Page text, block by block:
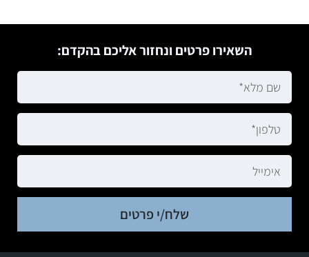
השאירו פרטים ונחזור אליכם בהקדם:
שלח/י פרטים